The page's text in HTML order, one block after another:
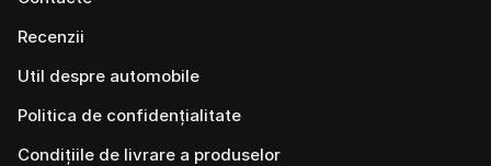
Recenzii
Util despre automobile
Politica de confidențialitate
Condițiile de livrare a produselor